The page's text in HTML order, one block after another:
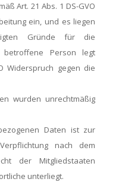
Art. 21 Abs. 1 DS-GVO
ein, und es liegen
Gründe für die
Person legt
Widerspruch gegen die
wurden unrechtmäßig
Daten ist zur
nach dem
der Mitgliedstaaten
unterliegt.